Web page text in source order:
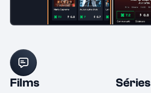
Films Séries